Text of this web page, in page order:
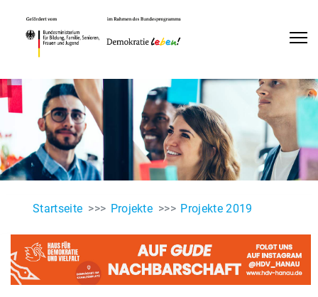
Startseite Projekte Projekte 2019